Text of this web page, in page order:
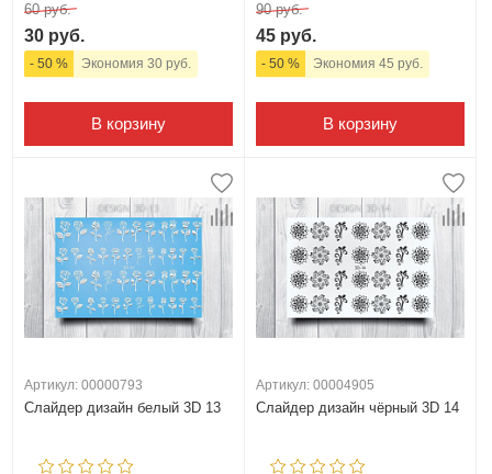
60 руб.
30 руб.
- 50 % Экономия 30 руб.
В корзину
90 руб.
45 руб.
- 50 % Экономия 45 руб.
В корзину
Артикул: 00000793
Слайдер дизайн белый 3D 13
Артикул: 00004905
Слайдер дизайн чёрный 3D 14